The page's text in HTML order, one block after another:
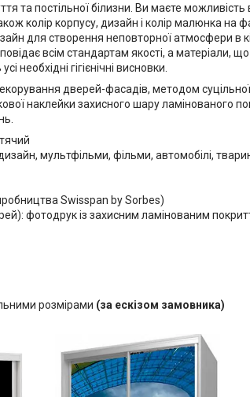
та постільної білизни. Ви маєте
колір корпусу, дизайн і колір малюнка на
для створення неповторної атмосфери в
всім стандартам якості, а матеріали, що
необхідні гігієнічні висновки.
дверей-фасадів, методом
наклейки захисного шару ламінованого
мультфільми, фільми, автомобілі,
Swisspan by Sorbes)
фотодрук із захисним ламінованим
розмірами (за ескізом замовника)